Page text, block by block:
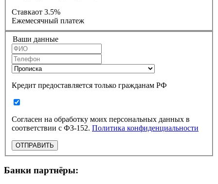
Ставкаот 3.5%
Ежемесячный платеж
Ваши данные
Кредит предоставляется только гражданам РФ
Согласен на обработку моих персональных данных в
соответствии с ФЗ-152. Политика конфиденциальности
ОТПРАВИТЬ
Банки партнёры: